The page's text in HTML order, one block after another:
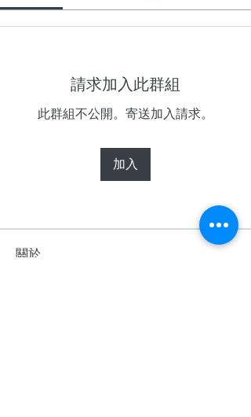
請求加入此群組
此群組不公開。寄送加入請求。
加入
關於